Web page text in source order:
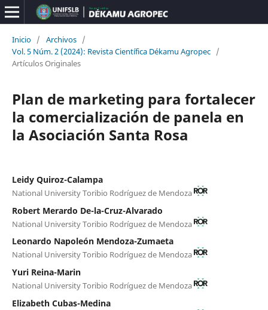
Inicio / Archivos /
Vol. 5 Núm. 2 (2024): Revista Científica Dékamu Agropec /
Artículos Originales
Plan de marketing para fortalecer
la comercialización de panela en
la Asociación Santa Rosa
Leidy Quiroz-Calampa
National University Toribio Rodríguez de Mendoza
Robert Merardo De-la-Cruz-Alvarado
National University Toribio Rodríguez de Mendoza
Leonardo Napoleón Mendoza-Zumaeta
National University Toribio Rodríguez de Mendoza
Yuri Reina-Marin
National University Toribio Rodríguez de Mendoza
Elizabeth Cubas-Medina